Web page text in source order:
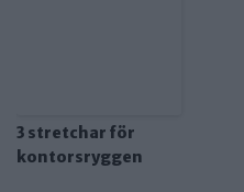
3 stretchar för
kontorsryggen